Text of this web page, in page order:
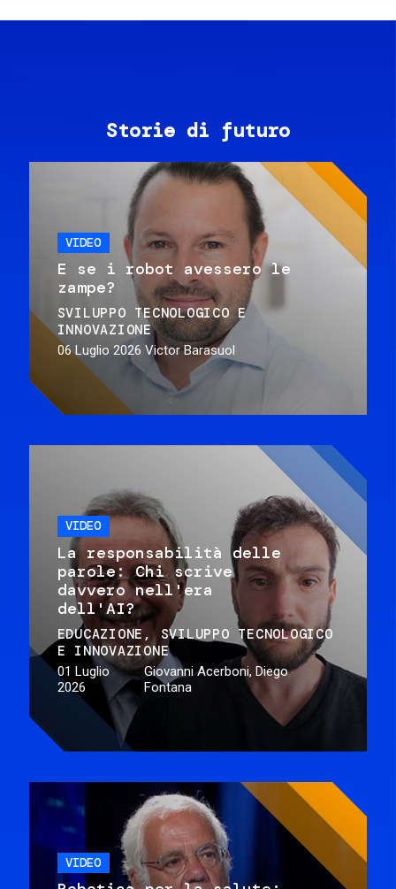
Storie di futuro
VIDEO
E se i robot avessero le
zampe?
SVILUPPO TECNOLOGICO E
INNOVAZIONE
06 Luglio 2026 Victor Barasuol
VIDEO
La responsabilità delle
parole: Chi scrive
davvero nell'era
dell'AI?
EDUCAZIONE
SVILUPPO TECNOLOGICO
E INNOVAZIONE
01 Luglio
2026
Giovanni Acerboni, Diego
Fontana
VIDEO